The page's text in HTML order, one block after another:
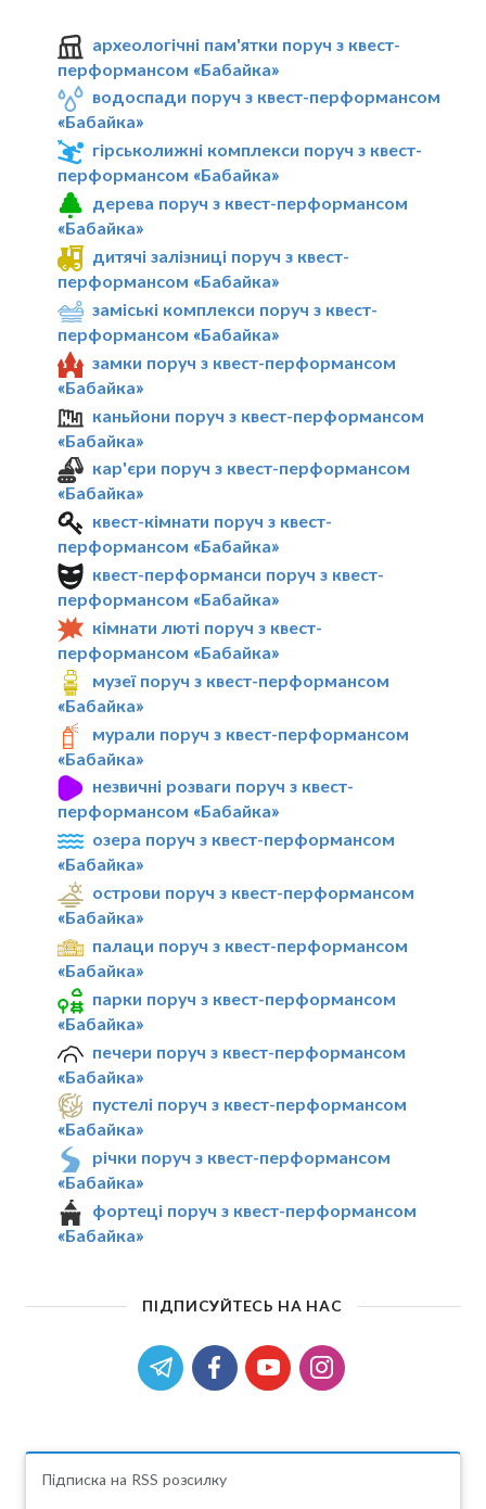
археологічні пам'ятки поруч з квест-
перформансом «Бабайка»
водоспади поруч з квест-перформансом
«Бабайка»
гірськолижні комплекси поруч з квест-
перформансом «Бабайка»
дерева поруч з квест-перформансом
«Бабайка»
дитячі залізниці поруч з квест-
перформансом «Бабайка»
заміські комплекси поруч з квест-
перформансом «Бабайка»
замки поруч з квест-перформансом
«Бабайка»
каньйони поруч з квест-перформансом
«Бабайка»
кар'єри поруч з квест-перформансом
«Бабайка»
квест-кімнати поруч з квест-
перформансом «Бабайка»
квест-перформанси поруч з квест-
перформансом «Бабайка»
кімнати люті поруч з квест-
перформансом «Бабайка»
музеї поруч з квест-перформансом
«Бабайка»
мурали поруч з квест-перформансом
«Бабайка»
незвичні розваги поруч з квест-
перформансом «Бабайка»
озера поруч з квест-перформансом
«Бабайка»
острови поруч з квест-перформансом
«Бабайка»
палаци поруч з квест-перформансом
«Бабайка»
парки поруч з квест-перформансом
«Бабайка»
печери поруч з квест-перформансом
«Бабайка»
пустелі поруч з квест-перформансом
«Бабайка»
річки поруч з квест-перформансом
«Бабайка»
фортеці поруч з квест-перформансом
«Бабайка»
ПІДПИСУЙТЕСЬ НА НАС
Підписка на RSS розсилку